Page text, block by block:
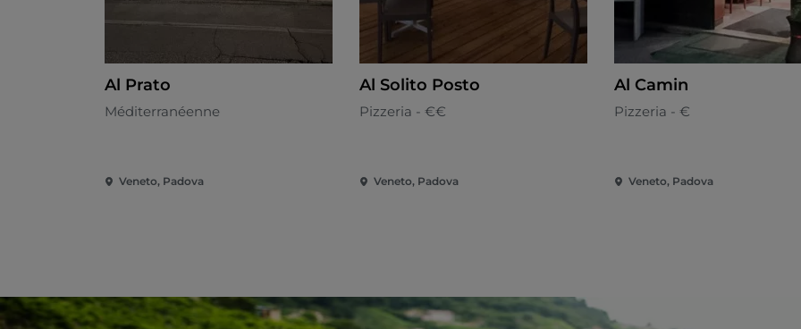
Al Prato
Méditerranéenne
Veneto, Padova
Al Solito Posto
Pizzeria - €€
Veneto, Padova
Al Camin
Pizzeria - €
Veneto, Padova